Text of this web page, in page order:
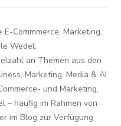
Commmerce, Marketing,
Wedel.
an Themen aus den
Marketing, Media & AI.
und Marketing,
– häufig im Rahmen von
im Blog zur Verfügung